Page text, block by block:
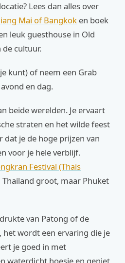
Lees dan alles over
Mai of Bangkok en boek
leuk guesthouse in Old
de cultuur.
kunt) of neem een Grab
en dag.
beide werelden. Je ervaart
straten en het wilde feest
dat je de hoge prijzen van
voor je hele verblijf.
Festival (Thais
Thailand groot, maar Phuket
van Patong of de
het wordt een ervaring die je
je goed in met